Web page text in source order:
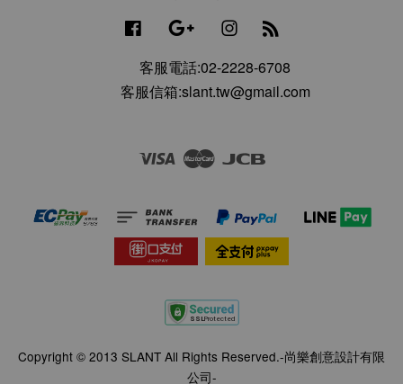
Facebook Google Instagram
客服電話:02-2228-6708
客服信箱:slant.tw@gmail.com
Visa Master
Copyright © 2013 SLANT All Rights Reserved.-尚樂創意設計有限
公司-